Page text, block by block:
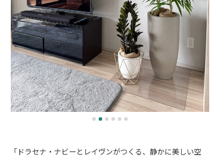
「ドラセナ・ナビーとレイヴンがつくる、静かに美しい空